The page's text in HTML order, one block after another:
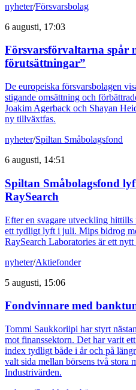
nyheter/Försvarsbolag
6 augusti, 17:03
Försvarsförvaltarna spår
förutsättningar”
De europeiska försvarsbolagen
stigande omsättning och
Joakim Agerback och Shayan
ny tillväxtfas.
nyheter/Spiltan Småbolagsfond
6 augusti, 14:51
Spiltan Småbolagsfond
RaySearch
Efter en svagare utveckling
ett tydligt lyft i juli. Mips bidrog
RaySearch Laboratories är ett
nyheter/Aktiefonder
5 augusti, 15:06
Fondvinnare med
Tommi Saukkoriipi har styrt
mot finanssektorn. Det har varit
index tydligt både i år och på
valt sida mellan börsens två stora
Industrivärden.